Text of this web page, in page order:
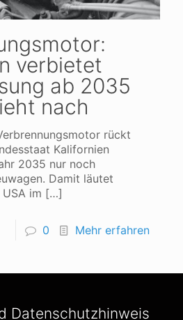
verbietet
ab 2035
nach
rückt
Kalifornien
2035 nur noch
Damit läutet
im […]
0 Mehr erfahren
Datenschutzhinweis